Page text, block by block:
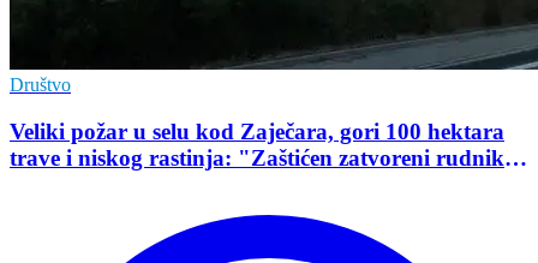
Društvo
Veliki požar u selu kod Zaječara, gori 100 hektara
trave i niskog rastinja: "Zaštićen zatvoreni rudnik